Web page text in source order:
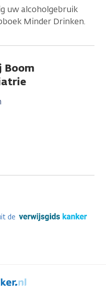
uw alcoholgebruik
Minder Drinken.
Boom
de